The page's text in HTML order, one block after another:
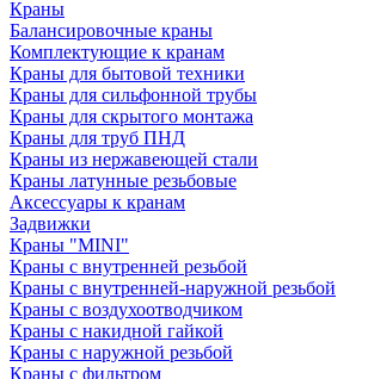
Краны
Балансировочные краны
Комплектующие к кранам
Краны для бытовой техники
Краны для сильфонной трубы
Краны для скрытого монтажа
Краны для труб ПНД
Краны из нержавеющей стали
Краны латунные резьбовые
Аксессуары к кранам
Задвижки
Краны "MINI"
Краны с внутренней резьбой
Краны с внутренней-наружной резьбой
Краны с воздухоотводчиком
Краны с накидной гайкой
Краны с наружной резьбой
Краны с фильтром